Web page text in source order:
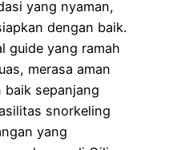
yang nyaman,
dengan baik.
guide yang ramah
merasa aman
baik sepanjang
snorkeling
yang